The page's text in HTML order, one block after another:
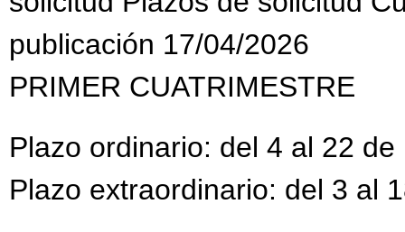
publicación 17/04/2026
PRIMER CUATRIMESTRE
Plazo ordinario: del 4 al 22
Plazo extraordinario: del 3 al